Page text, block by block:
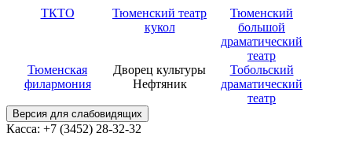
ТКТО
Тюменский театр
кукол
Тюменский
большой
драматический
театр
Тюменская
филармония
Дворец культуры
Нефтяник
Тобольский
драматический
театр
Версия для слабовидящих
Касса: +7 (3452) 28-32-32